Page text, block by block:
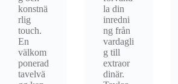
konstnä
rlig
touch.
En
välkom
ponerad
tavelvä
la din
inredni
ng från
vardagli
g till
extraor
dinär.